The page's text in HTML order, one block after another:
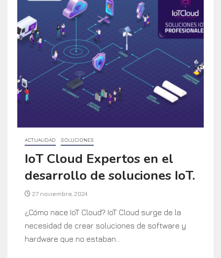
ACTUALIDAD SOLUCIONES
IoT Cloud Expertos en el
desarrollo de soluciones IoT.
27 noviembre, 2024
¿Cómo nace IoT Cloud? IoT Cloud surge de la
necesidad de crear soluciones de software y
hardware que no estaban...